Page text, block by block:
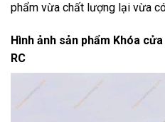
phẩm vừa chất lượng lại vừa
Hình ảnh sản phẩm Khóa
RC